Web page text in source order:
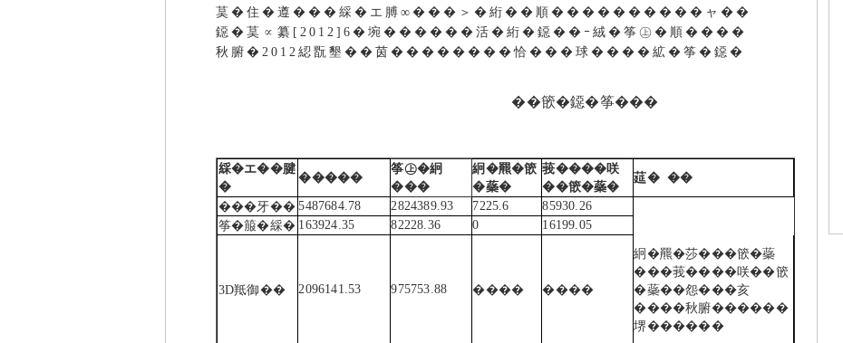
茣�住�遵���綵�エ膊∞���＞�絎��順����������ャ��
鐚�茣∝纂[2012]6�埦������活�絎�鐚��ｰ絨�筝㊤�順����
秋腑�2012綛翫墾��茵��������恰���球����絋�筝�鐚�
��篏�鐚�筝���
綵�エ��腱
�
�����
筝㊤�絅
���
絅�羆�篏
�蘂�
莪����咲
��篏�蘂�
莚� ��
���牙�� 5487684.78 2824389.93 7225.6
85930.26
筝�箙�綵� 163924.35 82228.36 0 16199.05
3D羝御�� 2096141.53 975753.88 ���� ����
絅�羆�莎���篏�蘂
���莪����咲��篏
�蘂��怨���亥
����秋腑������
堺������